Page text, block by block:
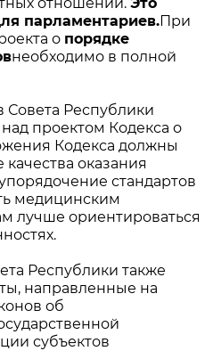
парламентариев.При
о порядке
необходимо в полной
Республики
проектом Кодекса о
Кодекса должны
оказания
стандартов
медицинским
лучше ориентироваться
Республики также
направленные на
об
субъектов